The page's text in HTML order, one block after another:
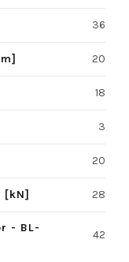
36
20
18
3
20
[kN] 28
- BL-
42